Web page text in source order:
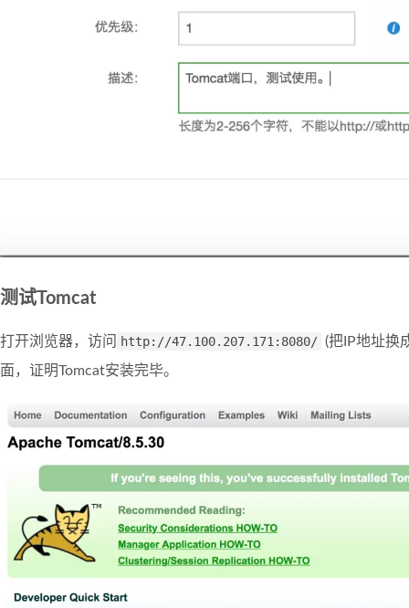
测试Tomcat
打开浏览器，访问 http://47.100.207.171:8080/ (把IP地址换
面，证明Tomcat安装完毕。